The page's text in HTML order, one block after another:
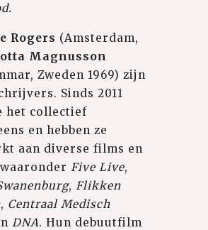
Rogers (Amsterdam,
Magnusson
Zweden 1969) zijn
Sinds 2011
het collectief
en hebben ze
aan diverse films en
Five Live,
, Flikken
, Centraal Medisch
DNA. Hun debuutfilm